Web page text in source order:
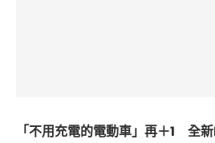
「不用充電的電動車」再＋1 全